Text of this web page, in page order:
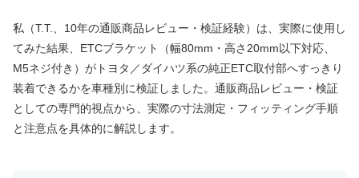
私（T.T.、10年の通販商品レビュー・検証経験）は、実際に使用し
てみた結果、ETCブラケット（幅80mm・高さ20mm以下対応、
M5ネジ付き）がトヨタ／ダイハツ系の純正ETC取付部へすっきり
装着できるかを車種別に検証しました。通販商品レビュー・検証
としての専門的視点から、実際の寸法測定・フィッティング手順
と注意点を具体的に解説します。